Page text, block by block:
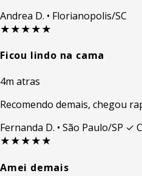
Andrea D. • Florianopolis/SC
★★★★★
Ficou lindo na cama
4m atras
Recomendo demais, chegou
Fernanda D. • São Paulo/SP ✓
★★★★★
Amei demais